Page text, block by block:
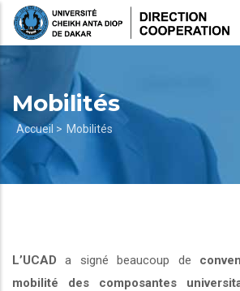
Aller
Mobilités
Fil
d'Ariane
Accueil > Mobilités
L’UCAD a signé beaucoup de
mobilité des composantes